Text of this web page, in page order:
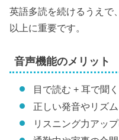
英語多読を続けるうえで
以上に重要です。
音声機能のメリット
目で読む + 耳で聞
正しい発音やリズ
リスニング力アッ